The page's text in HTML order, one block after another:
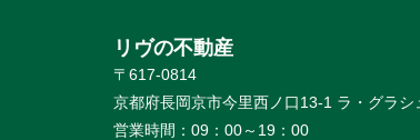
リヴの不動産
〒617-0814
京都府長岡京市今里西ノ口13-1 ラ・グラシ
営業時間： 09：00～19：00